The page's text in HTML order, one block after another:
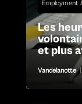
Employment
Les
et plus
Vandelanotte